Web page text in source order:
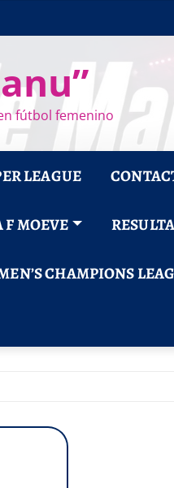
fútbol femenino
LEAGUE
F MOEVE
CHAMPIONS